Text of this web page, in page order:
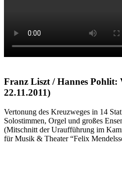
Franz Liszt / Hannes Pohlit:
22.11.2011)
Vertonung des Kreuzweges in 14
Solostimmen, Orgel und großes
(Mitschnitt der Uraufführung im
für Musik & Theater “Felix